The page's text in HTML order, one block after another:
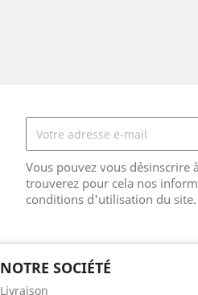
Vous pouvez vous désinscrire
trouverez pour cela nos
conditions d'utilisation du site.
NOTRE SOCIÉTÉ
Livraison